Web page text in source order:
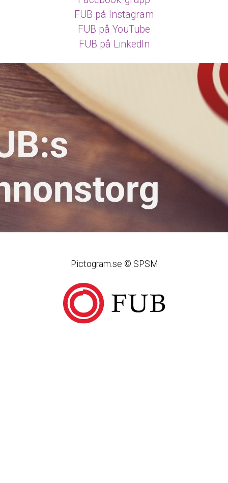
FUB på Instagram
FUB på YouTube
FUB på LinkedIn
Pictogram.se © SPSM